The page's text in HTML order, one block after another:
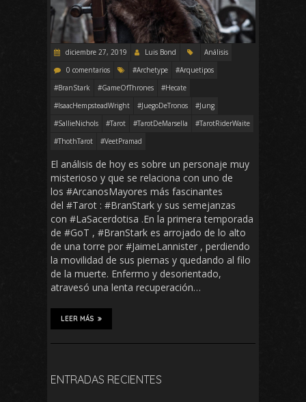
diciembre 27, 2019 Luis Bond
Análisis
0 comentarios
#Archetype
#Arquetipos
#BranStark
#GameOfThrones
#Hecate
#IsaacHempsteadWright
#JuegoDeTronos
#Jung
#SallieNichols
#Tarot #TarotDeMarsella
#TarotRiderWaite
#ThothTarot
#VeetPramad
El análisis de hoy es sobre un personaje muy
misterioso y que se relaciona con uno de
los #ArcanosMayores más fascinantes
del #Tarot : #BranStark y sus semejanzas
con #LaSacerdotisa .En la primera temporada
de #GoT , #BranStark es arrojado de lo alto
de una torre por #JaimeLannister , perdiendo
la movilidad de sus piernas y quedando al filo
de la muerte. Enfermo y desorientado,
atravesó una lenta recuperación…
LEER MÁS
ENTRADAS RECIENTES